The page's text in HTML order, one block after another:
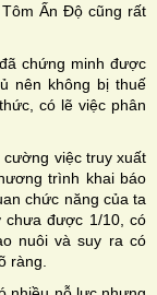
Ấn Độ cũng rất
chứng minh được
nên không bị thuế
có lẽ việc phân
việc truy xuất
trình khai báo
chức năng của ta
được 1/10, có
nuôi và suy ra có
ràng.